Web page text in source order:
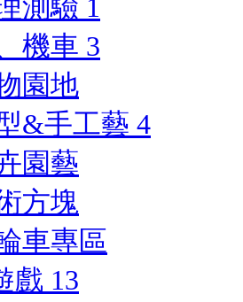
測驗 1
機車 3
園地
&手工藝 4
園藝
方塊
車專區
戲 13